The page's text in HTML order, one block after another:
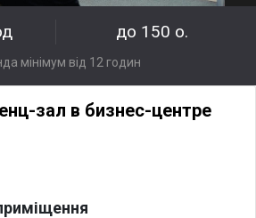
до 150 о.
мінімум від 12 годин
зал в бизнес-центре